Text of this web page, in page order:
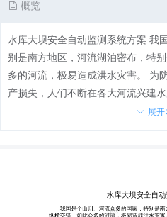
概览
水库大坝安全自动监测系统方案 我国是个山川、河流众多的国家，特
别是南方地区，河流湖泊密布，特别是中小河流
多的河流，极易造成洪水灾害。 为防止洪水灾害给人们造成危害和财
产损失，人们不断在各大河流兴建水库，用于拦 截
还可用来灌溉、发电、防洪和水产
全国各地极端天气 越来越多，特别
展开